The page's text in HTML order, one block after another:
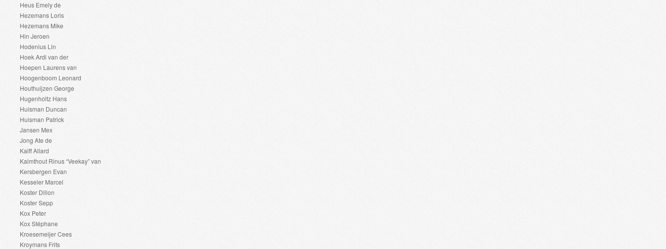
Heus Emely de
Hezemans Loris
Hezemans Mike
Hin Jeroen
Hodenius Lin
Hoek Ardi van der
Hoepen Laurens van
Hoogenboom Leonard
Houthuijzen George
Hugenholtz Hans
Huisman Duncan
Huisman Patrick
Jansen Mex
Jong Ate de
Kalff Allard
Kalmthout Rinus “Veekay” van
Kersbergen Evan
Kesseler Marcel
Koster Dillon
Koster Sepp
Kox Peter
Kox Stéphane
Kroesemeijer Cees
Kroymans Frits